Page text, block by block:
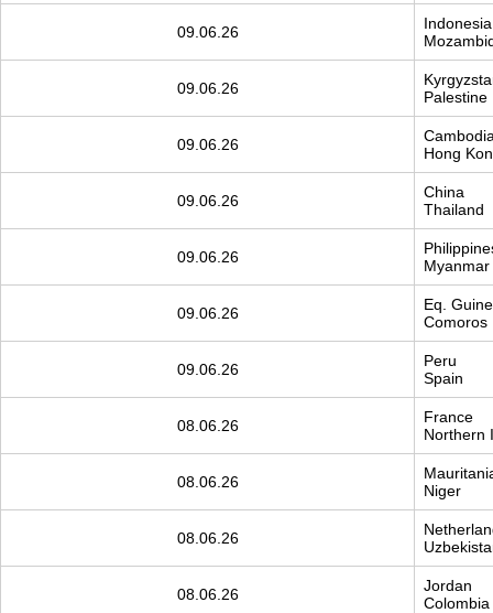
09.06.26
Indonesia
09.06.26
Palestine
09.06.26
Cambodia
Hong
09.06.26
China
Thailand
09.06.26
Myanmar
09.06.26
Eq.
Comoros
09.06.26
Peru
Spain
08.06.26
France
Northern
08.06.26
Niger
08.06.26
08.06.26
Jordan
Colombia